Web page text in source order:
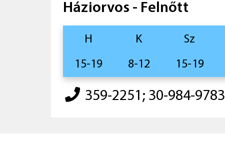
Háziorvos - Felnőtt
H K Sz
15-19 8-12 15-19
359-2251; 30-984-9783